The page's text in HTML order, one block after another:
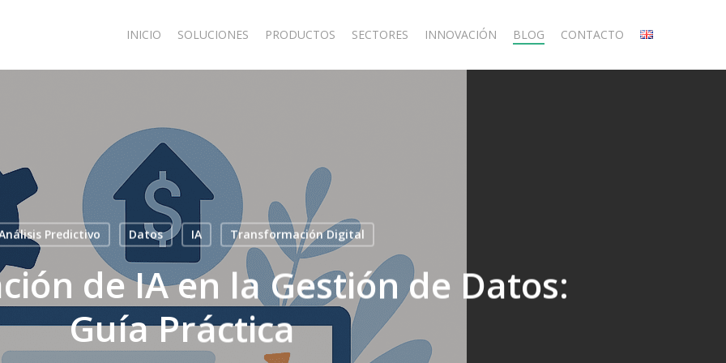
INICIO SOLUCIONES PRODUCTOS SECTORES INNOVACIÓN BLOG CONTACTO
Predictivo Datos IA Transformación Digital
de IA en la Gestión de Datos:
Guía Práctica